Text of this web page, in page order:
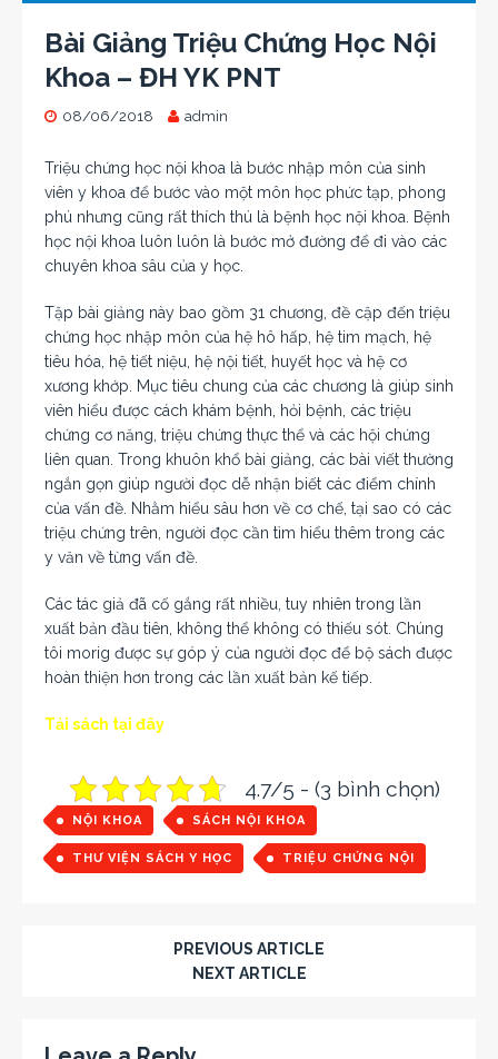
Bài Giảng Triệu Chứng Học Nội
Khoa – ĐH YK PNT
08/06/2018 admin
Triệu chứng học nội khoa là bước nhập môn của sinh
viên y khoa để bước vào một môn học phức tạp, phong
phú nhưng cũng rất thích thú là bệnh học nội khoa. Bệnh
học nội khoa luôn luôn là bước mở đường để đi vào các
chuyên khoa sâu của y học.
Tập bài giảng này bao gồm 31 chương, đề cập đến triệu
chứng học nhập môn của hệ hô hấp, hệ tim mạch, hệ
tiêu hóa, hệ tiết niệu, hệ nội tiết, huyết học và hệ cơ
xương khớp. Mục tiêu chung của các chương là giúp sinh
viên hiểu được cách khám bệnh, hỏi bệnh, các triệu
chứng cơ năng, triệu chứng thực thể và các hội chứng
liên quan. Trong khuôn khổ bài giảng, các bài viết thường
ngắn gọn giúp người đọc dễ nhận biết các điểm chính
của vấn đề. Nhằm hiểu sâu hơn về cơ chế, tại sao có các
triệu chứng trên, người đọc cần tìm hiểu thêm trong các
y văn về từng vấn đề.
Các tác giả đã cố gắng rất nhiều, tuy nhiên trong lần
xuất bản đầu tiên, không thể không có thiếu sót. Chúng
tôi morig được sự góp ý của người đọc để bộ sách được
hoàn thiện hơn trong các lần xuất bản kế tiếp.
Tải sách tại đây
4.7/5 - (3 bình chọn)
NỘI KHOA SÁCH NỘI KHOA
THƯ VIỆN SÁCH Y HỌC TRIỆU CHỨNG NỘI
PREVIOUS ARTICLE
NEXT ARTICLE